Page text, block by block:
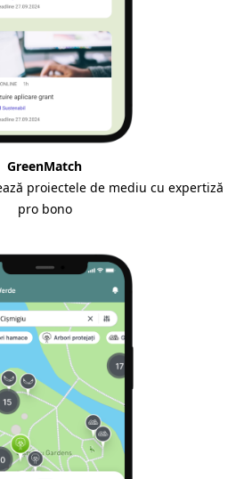
GreenMatch
proiectele de mediu cu expertiză
pro bono